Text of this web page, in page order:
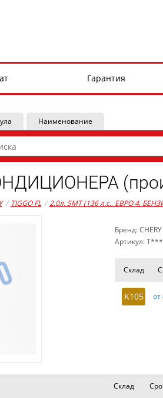
Гарантия
Наименование
/ TIGGO FL / 2,0л. 5MT (136 л.с., ЕВРО 4,
Бренд: CHERY
Артикул:
Склад
K105 от
Склад